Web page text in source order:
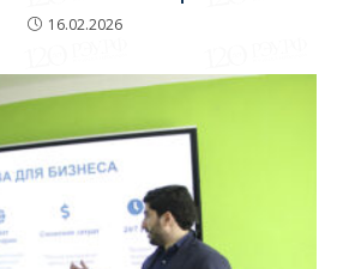
16.02.2026